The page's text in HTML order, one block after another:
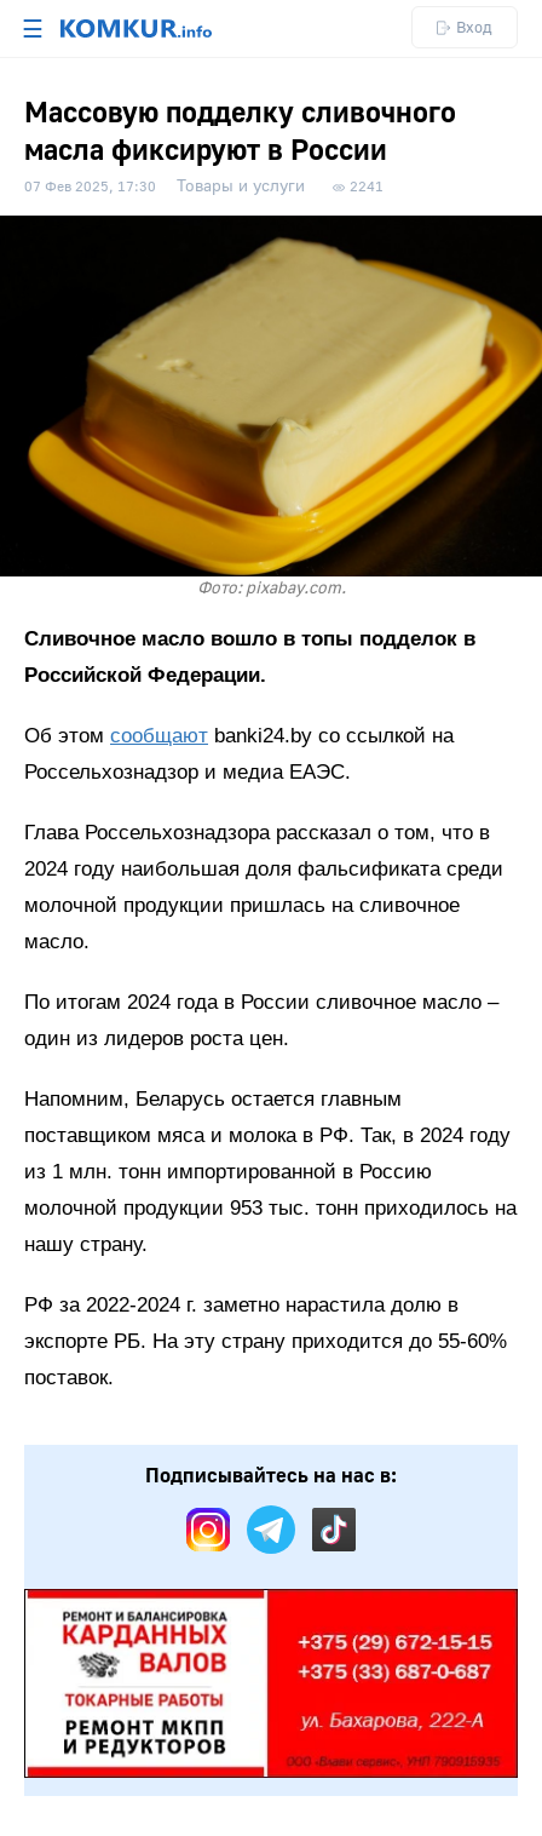
☰ Вход
Массовую подделку сливочного
масла фиксируют в России
07 Фев 2025, 17:30 Товары и услуги 2241
Фото: pixabay.com.
Сливочное масло вошло в топы подделок в
Российской Федерации.
Об этом сообщают banki24.by со ссылкой на
Россельхознадзор и медиа ЕАЭС.
Глава Россельхознадзора рассказал о том, что в
2024 году наибольшая доля фальсификата среди
молочной продукции пришлась на сливочное
масло.
По итогам 2024 года в России сливочное масло –
один из лидеров роста цен.
Напомним, Беларусь остается главным
поставщиком мяса и молока в РФ. Так, в 2024 году
из 1 млн. тонн импортированной в Россию
молочной продукции 953 тыс. тонн приходилось на
нашу страну.
РФ за 2022-2024 г. заметно нарастила долю в
экспорте РБ. На эту страну приходится до 55-60%
поставок.
Подписывайтесь на нас в: